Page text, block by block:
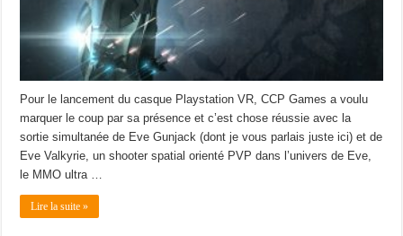
Pour le lancement du casque Playstation VR, CCP Games a voulu
marquer le coup par sa présence et c’est chose réussie avec la
sortie simultanée de Eve Gunjack (dont je vous parlais juste ici) et de
Eve Valkyrie, un shooter spatial orienté PVP dans l’univers de Eve,
le MMO ultra …
Lire la suite »